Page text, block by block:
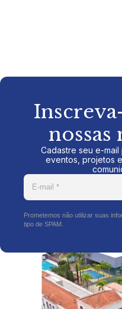
nossas
Cadastre seu e-mail
eventos, projetos
Prometemos não utilizar suas
tipo de SPAM.